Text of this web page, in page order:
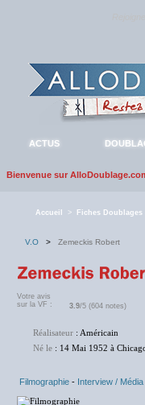
ACTUS
Bienvenue sur
Accueil > Fiches Doublages
V.O > Zemeckis Robert
Votre avis
sur la VF :
3.9/5 (604 notes)
Réalisateur : Américain
Né le : 14 Mai 1952 à
Filmographie - Interview / Média